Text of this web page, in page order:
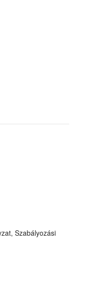
Szabályozási